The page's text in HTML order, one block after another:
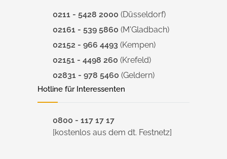
0211 - 5428 2000 (Düsseldorf)
02161 - 539 5860 (M'Gladbach)
02152 - 966 4493 (Kempen)
02151 - 4498 260 (Krefeld)
02831 - 978 5460 (Geldern)
Hotline für Interessenten
0800 - 117 17 17
[kostenlos aus dem dt. Festnetz]